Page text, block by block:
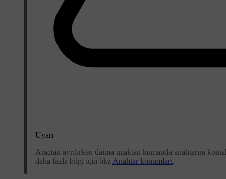
Uyarı
Araçtan ayrılırken daima uzaktan kumanda anahtarını
daha fazla bilgi için bkz Anahtar konumları.